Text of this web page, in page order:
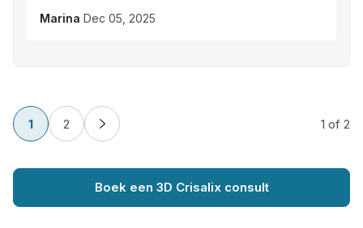
Marina Dec 05, 2025
1 2 1 of 2
Boek een 3D Crisalix consult